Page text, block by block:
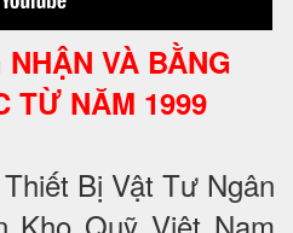
VÀ BẰNG
TỪ NĂM 1999
Bị Vật Tư Ngân